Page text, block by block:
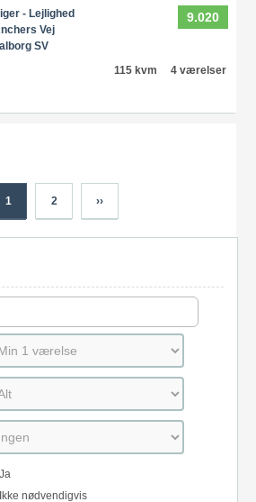
9.020
- Lejlighed
Vej
SV
115 kvm
4 værelser
1 2 ››
Ja
Ikke nødvendigvis